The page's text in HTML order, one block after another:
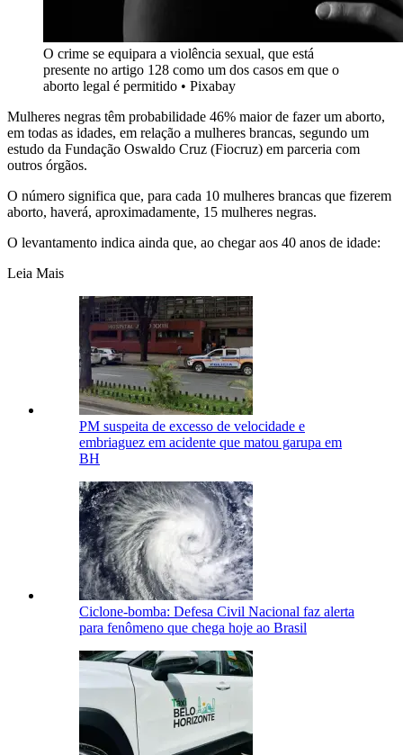
O crime se equipara a violência sexual, que está
presente no artigo 128 como um dos casos em que o
aborto legal é permitido • Pixabay
Mulheres negras têm probabilidade 46% maior de fazer um aborto,
em todas as idades, em relação a mulheres brancas, segundo um
estudo da Fundação Oswaldo Cruz (Fiocruz) em parceria com
outros órgãos.
O número significa que, para cada 10 mulheres brancas que fizerem
aborto, haverá, aproximadamente, 15 mulheres negras.
O levantamento indica ainda que, ao chegar aos 40 anos de idade:
Leia Mais
PM suspeita de excesso de velocidade e
embriaguez em acidente que matou garupa em
BH
Ciclone-bomba: Defesa Civil Nacional faz alerta
para fenômeno que chega hoje ao Brasil